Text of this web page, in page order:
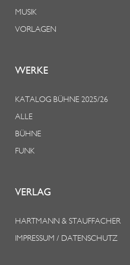
MUSIK
VORLAGEN
WERKE
KATALOG BÜHNE 2025/26
ALLE
BÜHNE
FUNK
VERLAG
HARTMANN & STAUFFACHER
IMPRESSUM / DATENSCHUTZ